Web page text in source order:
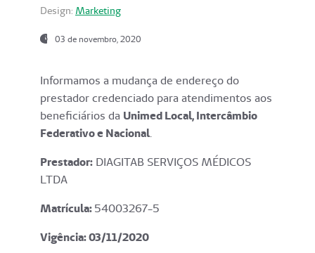
Design: Marketing
03 de novembro, 2020
Informamos a mudança de endereço do
prestador credenciado para atendimentos aos
beneficiários da Unimed Local, Intercâmbio
Federativo e Nacional.
Prestador: DIAGITAB SERVIÇOS MÉDICOS
LTDA
Matrícula:54003267-5
Vigência: 03/11/2020